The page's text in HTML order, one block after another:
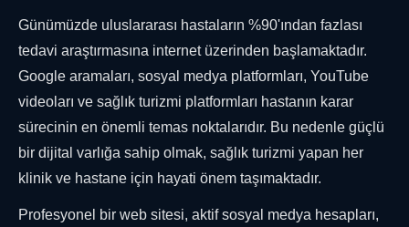
Günümüzde uluslararası hastaların %90'ından fazlası
tedavi araştırmasına internet üzerinden başlamaktadır.
Google aramaları, sosyal medya platformları, YouTube
videoları ve sağlık turizmi platformları hastanın karar
sürecinin en önemli temas noktalarıdır. Bu nedenle güçlü
bir dijital varlığa sahip olmak, sağlık turizmi yapan her
klinik ve hastane için hayati önem taşımaktadır.
Profesyonel bir web sitesi, aktif sosyal medya hesapları,